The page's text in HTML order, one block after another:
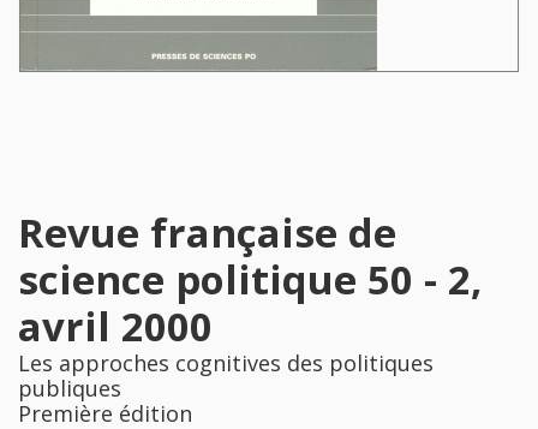
Revue française de
science politique 50 - 2,
avril 2000
Les approches cognitives des politiques
publiques
Première édition